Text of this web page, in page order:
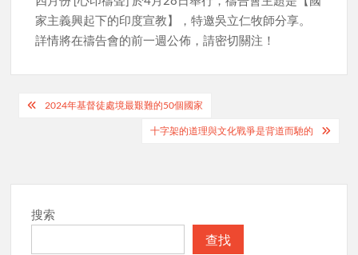
家主義興起下的印度宣教】，特邀吳立仁牧師分享。
詳情將在禱告會的前一週公佈，請密切關注！
Post2024年基督徒處境最艱難的50個國家
十字架的道理與文化戰爭是背道而馳的
搜索
查找